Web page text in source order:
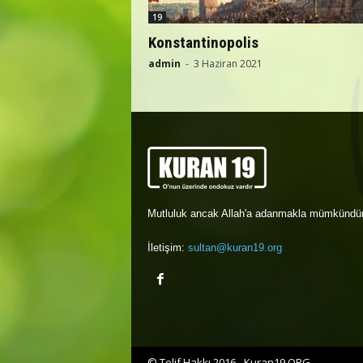
19
Konstantinopolis
admin - 3 Haziran 2021
Mutluluk ancak Allah'a adanmakla
İletişim: sultan@kuran19.org